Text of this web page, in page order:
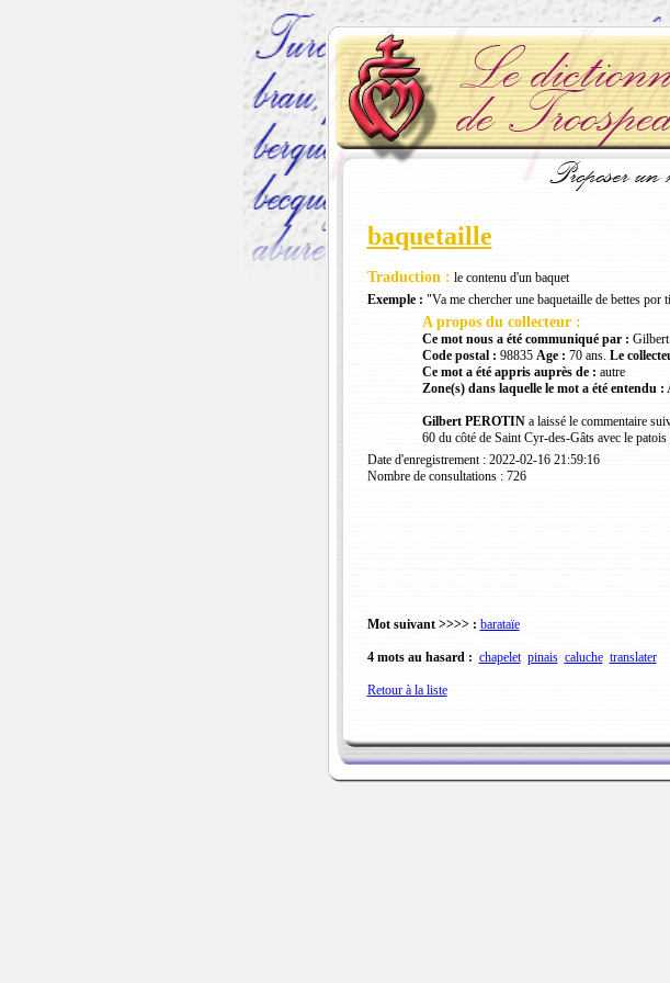
baquetaille
Traduction : le contenu d'un baquet
Exemple : "Va me chercher une baquetaille de bettes por
A propos du collecteur :
Ce mot nous a été communiqué par :
Code postal : 98835 Age : 70 ans. Le
Ce mot a été appris auprès de : autre
Zone(s) dans laquelle le mot a été entendu :
Gilbert PEROTINa laissé le commentaire
60 du côté de Saint Cyr-des-Gâts avec le
Date d'enregistrement : 2022-02-16 21:59:16
Nombre de consultations : 726
Mot suivant >>>> : barataïe
4 mots au hasard : chapelet pinais caluche translater
Retour à la liste